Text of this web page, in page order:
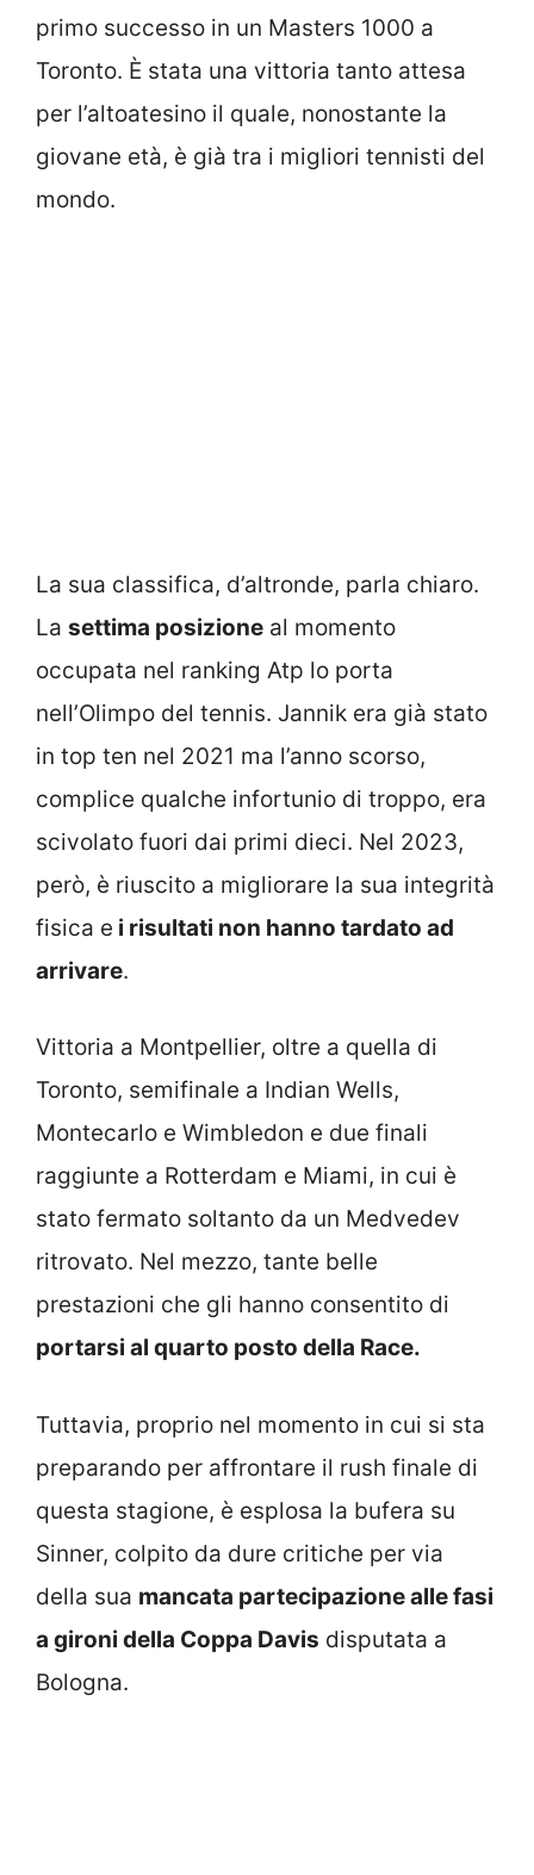
primo successo in un Masters 1000 a
Toronto. È stata una vittoria tanto attesa
per l’altoatesino il quale, nonostante la
giovane età, è già tra i migliori tennisti del
mondo.
La sua classifica, d’altronde, parla chiaro.
La settima posizione al momento
occupata nel ranking Atp lo porta
nell’Olimpo del tennis. Jannik era già stato
in top ten nel 2021 ma l’anno scorso,
complice qualche infortunio di troppo, era
scivolato fuori dai primi dieci. Nel 2023,
però, è riuscito a migliorare la sua integrità
fisica e i risultati non hanno tardato ad
arrivare.
Vittoria a Montpellier, oltre a quella di
Toronto, semifinale a Indian Wells,
Montecarlo e Wimbledon e due finali
raggiunte a Rotterdam e Miami, in cui è
stato fermato soltanto da un Medvedev
ritrovato. Nel mezzo, tante belle
prestazioni che gli hanno consentito di
portarsi al quarto posto della Race.
Tuttavia, proprio nel momento in cui si sta
preparando per affrontare il rush finale di
questa stagione, è esplosa la bufera su
Sinner, colpito da dure critiche per via
della sua mancata partecipazione alle fasi
a gironi della Coppa Davis disputata a
Bologna.